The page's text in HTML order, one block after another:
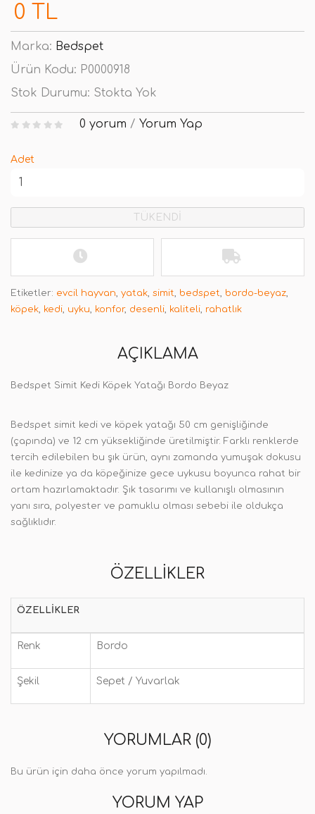
0 TL
Marka: Bedspet
Ürün Kodu: P0000918
Stok Durumu: Stokta Yok
0 yorum / Yorum Yap
Adet
TÜKENDİ
Etiketler: evcil hayvan, yatak, simit, bedspet, bordo-beyaz,
köpek, kedi, uyku, konfor, desenli, kaliteli, rahatlık
AÇIKLAMA
Bedspet Simit Kedi Köpek Yatağı Bordo Beyaz
Bedspet simit kedi ve köpek yatağı 50 cm genişliğinde
(çapında) ve 12 cm yüksekliğinde üretilmiştir. Farklı renklerde
tercih edilebilen bu şık ürün, aynı zamanda yumuşak dokusu
ile kedinize ya da köpeğinize gece uykusu boyunca rahat bir
ortam hazırlamaktadır. Şık tasarımı ve kullanışlı olmasının
yanı sıra, polyester ve pamuklu olması sebebi ile oldukça
sağlıklıdır.
ÖZELLIKLER
ÖZELLIKLER
Renk Bordo
Şekil Sepet / Yuvarlak
YORUMLAR (0)
Bu ürün için daha önce yorum yapılmadı.
YORUM YAP